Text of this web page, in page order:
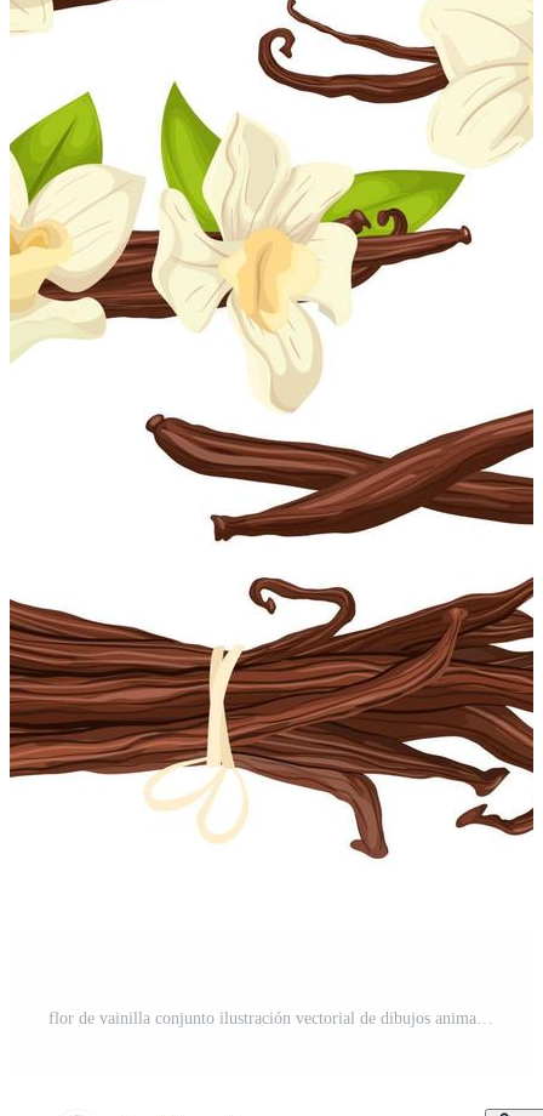
flor de vainilla conjunto ilustración vectorial de dibujos animados Vector Pro